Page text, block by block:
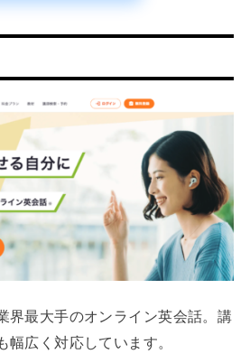
界最大手のオンライン英会話。講
幅広く対応しています。